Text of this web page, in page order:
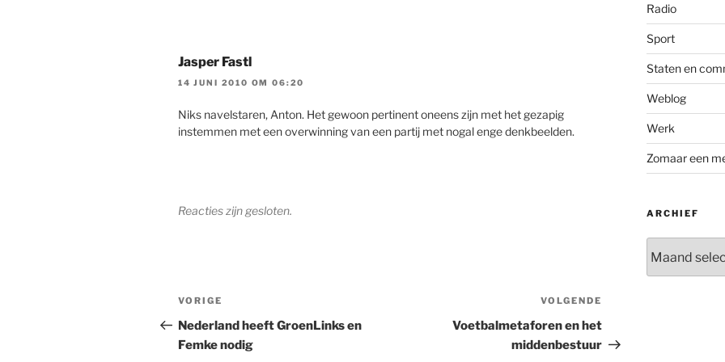
Jasper Fastl
14 JUNI 2010 OM 06:20
Niks navelstaren, Anton. Het gewoon pertinent oneens zijn met het gezapig
instemmen met een overwinning van een partij met nogal enge denkbeelden.
Reacties zijn gesloten.
Bericht
navigatie
Vorig
bericht
VORIGE
Nederland heeft GroenLinks en
Femke nodig
bericht
VOLGENDE
Voetbalmetaforen en het
middenbestuur
Radio
Sport
Staten en
Weblog
Werk
Zomaar een
ARCHIEF